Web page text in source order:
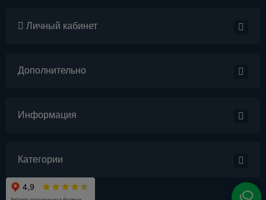
Личный кабинет
Дополнительно
Информация
Категории